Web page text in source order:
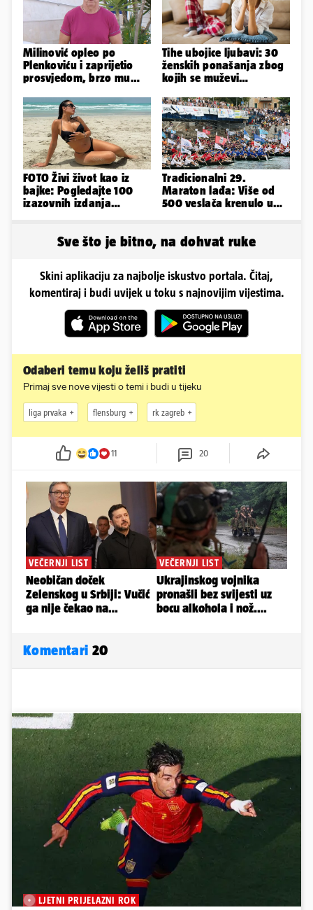
Milinović opleo po
Plenkoviću i zaprijetio
prosvjedom, brzo mu
Gospića
Tihe ubojice ljubavi: 30
ženskih ponašanja zbog
kojih se muževi
FOTO Živi život kao iz
bajke: Pogledajte 100
izazovnih izdanja
Tradicionalni 29.
Maraton lađa: Više od
500 veslača krenulo u
Sve što je bitno, na dohvat ruke
Skini aplikaciju za najbolje iskustvo portala. Čitaj,
komentiraj i budi uvijek u toku s najnovijim vijestima.
Odaberi temu koju želiš pratiti
Primaj sve nove vijesti o temi i budi u tijeku
liga prvaka flensburg rk zagreb
11 20
Komentari 20
LJETNI PRIJELAZNI ROK